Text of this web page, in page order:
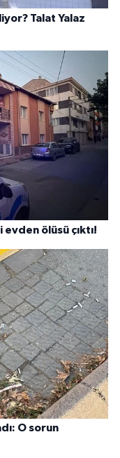
Talat Yalaz
ölüsü çıktı!
O sorun